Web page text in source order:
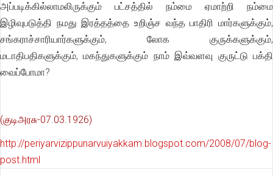
அப்படிக்கில்லாமலிருக்கும் பட்சத்தில் நம்மை ஏமாற்றி நம்மை
இழிவுபடுத்தி நமது இரத்தத்தை உறிஞ்ச வந்த பாதிரி மார்களுக்கும்,
சங்கராச்சாரியார்களுக்கும், லோக குருக்களுக்கும்,
மடாதிபதிகளுக்கும், மகந்துகளுக்கும் நாம் இவ்வளவு குருட்டு பக்தி
வைப்போமா?
(குடிஅரசு-07.03.1926)
http://periyarvizippunarvuiyakkam.blogspot.com/2008/07/blog-
post.html